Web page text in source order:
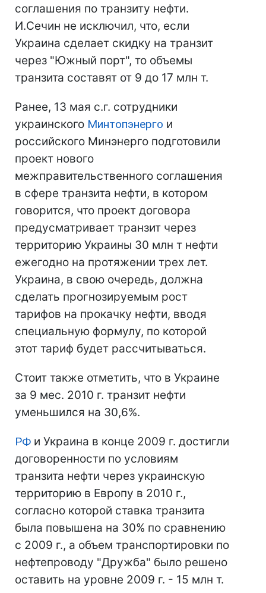
соглашения по транзиту нефти.
И.Сечин не исключил, что, если
Украина сделает скидку на транзит
через "Южный порт", то объемы
транзита составят от 9 до 17 млн т.
Ранее, 13 мая с.г. сотрудники
украинского Минтопэнерго и
российского Минэнерго подготовили
проект нового
межправительственного соглашения
в сфере транзита нефти, в котором
говорится, что проект договора
предусматривает транзит через
территорию Украины 30 млн т нефти
ежегодно на протяжении трех лет.
Украина, в свою очередь, должна
сделать прогнозируемым рост
тарифов на прокачку нефти, вводя
специальную формулу, по которой
этот тариф будет рассчитываться.
Стоит также отметить, что в Украине
за 9 мес. 2010 г. транзит нефти
уменьшился на 30,6%.
РФ и Украина в конце 2009 г. достигли
договоренности по условиям
транзита нефти через украинскую
территорию в Европу в 2010 г.,
согласно которой ставка транзита
была повышена на 30% по сравнению
с 2009 г., а объем транспортировки по
нефтепроводу "Дружба" было решено
оставить на уровне 2009 г. - 15 млн т.